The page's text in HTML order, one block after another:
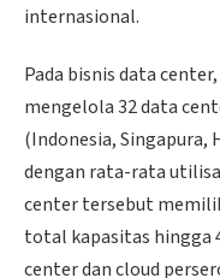
internasional.
Pada bisnis data
mengelola 32 data
(Indonesia, Singapura,
dengan rata-rata
center tersebut
total kapasitas hingga
center dan cloud